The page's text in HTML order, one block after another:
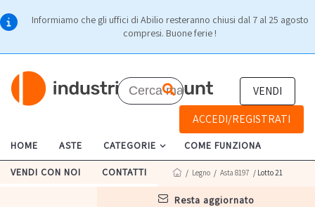
Informiamo che gli uffici di Abilio resteranno chiusi dal 7 al 25 agosto
compresi. Buone ferie !
VENDI
ACCEDI/REGISTRATI
HOME ASTE CATEGORIE COME FUNZIONA
VENDI CON NOI CONTATTI
resta aggiornato
/ Legno / Asta 8197 / Lotto 21